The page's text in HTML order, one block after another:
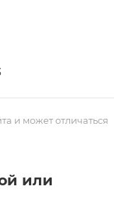
и может отличаться
или